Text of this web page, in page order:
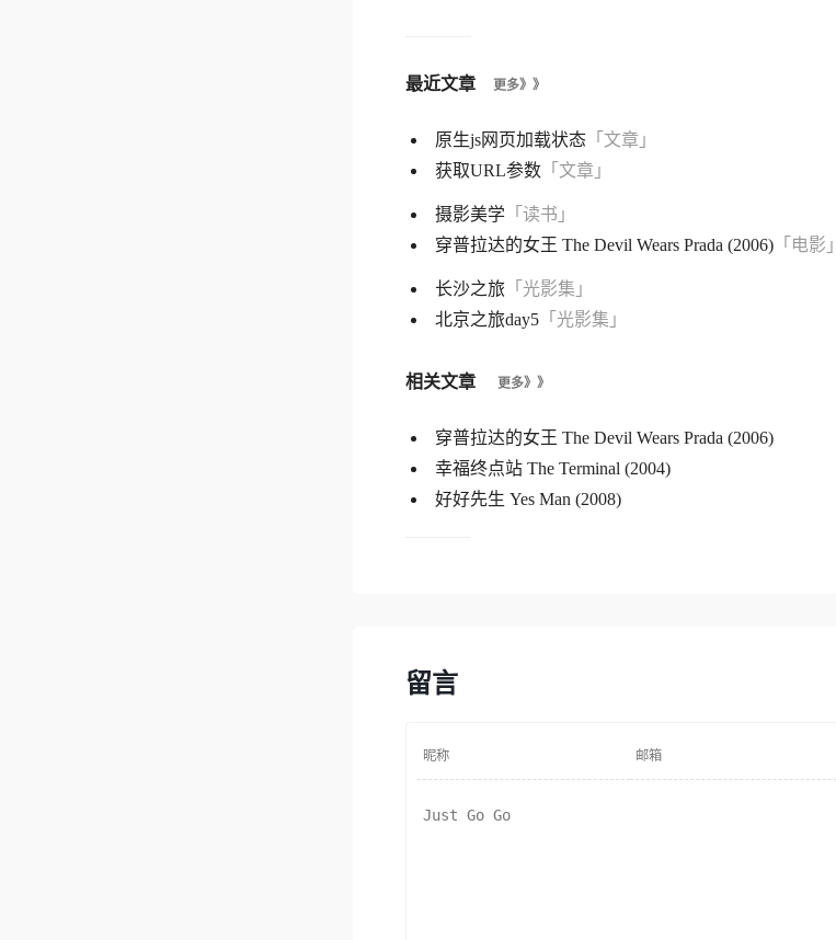
最近文章 更多》》
原生js网页加载状态「文章」
获取URL参数「文章」
摄影美学「读书」
穿普拉达的女王 The Devil Wears Prada (2006)「电影」
长沙之旅「光影集」
北京之旅day5「光影集」
相关文章 更多》》
穿普拉达的女王 The Devil Wears Prada (2006)
幸福终点站 The Terminal (2004)
好好先生 Yes Man (2008)
留言